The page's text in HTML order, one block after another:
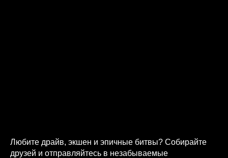
Любите драйв, экшен и эпичные битвы? Собирайте
друзей и отправляйтесь в незабываемые